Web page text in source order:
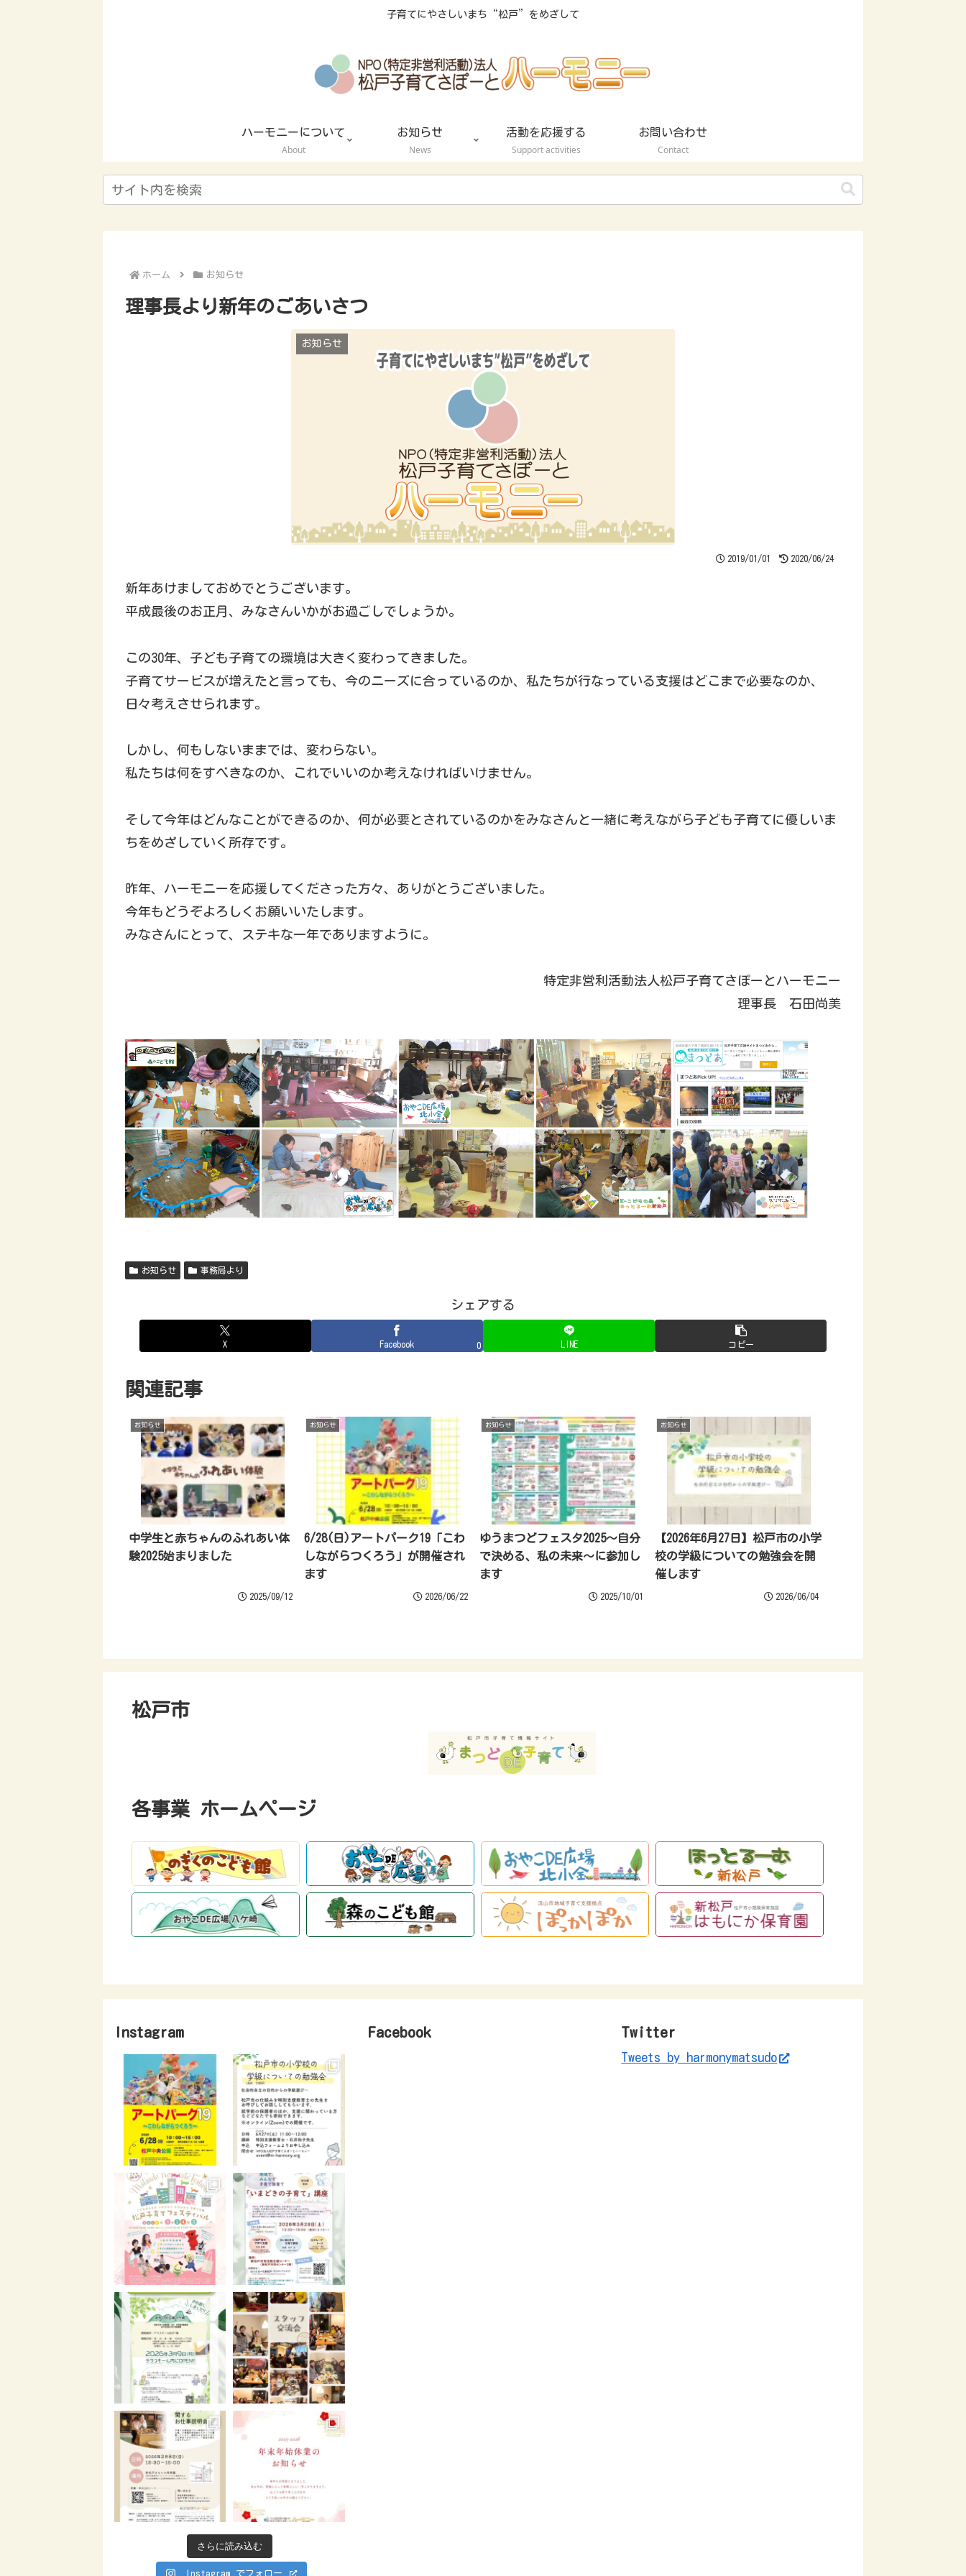
子育てにやさしいまち“松戸”をめざして
ハーモニーについて
About
お知らせ
News
活動を応援する
Support activities
お問い合わせ
Contact
ホーム お知らせ
理事長より新年のごあいさつ
お知らせ
2019/01/01 2020/06/24
新年あけましておめでとうございます。
平成最後のお正月、みなさんいかがお過ごしでしょうか。
この30年、子ども子育ての環境は大きく変わってきました。
子育てサービスが増えたと言っても、今のニーズに合っているのか、私たちが行なっている支援はどこまで必要なのか、
日々考えさせられます。
しかし、何もしないままでは、変わらない。
私たちは何をすべきなのか、これでいいのか考えなければいけません。
そして今年はどんなことができるのか、何が必要とされているのかをみなさんと一緒に考えながら子ども子育てに優しいま
ちをめざしていく所存です。
昨年、ハーモニーを応援してくださった方々、ありがとうございました。
今年もどうぞよろしくお願いいたします。
みなさんにとって、ステキな一年でありますように。
特定非営利活動法人松戸子育てさぽーとハーモニー
理事長 石田尚美
お知らせ 事務局より
シェアする
X Facebook 0 LINE コピー
関連記事
お知らせ
中学生と赤ちゃんのふれあい体
験2025始まりました
2025/09/12
お知らせ
6/28(日)アートパーク19「こわ
しながらつくろう」が開催され
ます
2026/06/22
お知らせ
ゆうまつどフェスタ2025～自分
で決める、私の未来～に参加し
ます
2025/10/01
お知らせ
【2026年6月27日】松戸市の小学
校の学級についての勉強会を開
催します
2026/06/04
松戸市
各事業 ホームページ
Instagram
さらに読み込む
Instagram でフォロー
Facebook Twitter
Tweets by harmonymatsudo